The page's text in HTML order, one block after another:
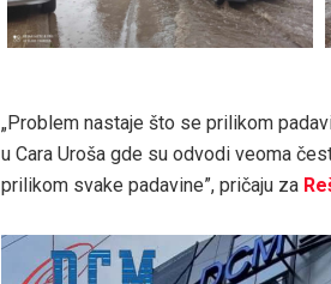
„Problem nastaje što se prilikom
u Cara Uroša gde su odvodi veoma
prilikom svake padavine”, pričaju za